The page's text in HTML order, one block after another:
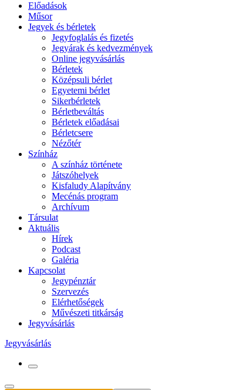
Előadások
Műsor
Jegyek és bérletek
Jegyfoglalás és fizetés
Jegyárak és kedvezmények
Online jegyvásárlás
Bérletek
Középsuli bérlet
Egyetemi bérlet
Sikerbérletek
Bérletbeváltás
Bérletek előadásai
Bérletcsere
Nézőtér
Színház
A színház története
Játszóhelyek
Kisfaludy Alapítvány
Mecénás program
Archívum
Társulat
Aktuális
Hírek
Podcast
Galéria
Kapcsolat
Jegypénztár
Szervezés
Elérhetőségek
Művészeti titkárság
Jegyvásárlás
Jegyvásárlás